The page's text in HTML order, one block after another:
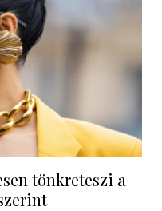
tönkreteszi a